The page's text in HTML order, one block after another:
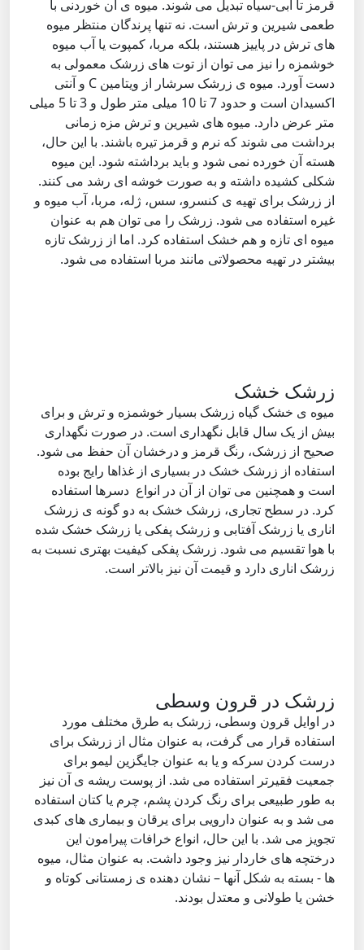
قرمز تا آبی-سیاه تبدیل می شوند. میوه ی آن خوردنی با
طعمی شیرین و ترش است. نه تنها پرندگان منتظر میوه
های ترش در پاییز هستند، بلکه مربا، کمپوت یا آب میوه
خوشمزه را نیز می توان از توت های زرشک معمولی به
دست آورد. میوه ی زرشک سرشار از ویتامین C و آنتی
اکسیدان است و حدود 7 تا 10 میلی متر طول و 3 تا 5 میلی
متر عرض دارد. میوه های شیرین و ترش مزه زمانی
برداشت می شوند که نرم و قرمز تیره باشند. با این حال،
هسته آن خورده نمی شود و باید برداشته شود. این میوه
شکلی کشیده داشته و به صورت خوشه ای رشد می کنند.
از زرشک برای تهیه ی کنسرو، سس، ژله، مربا، آب میوه و
غیره استفاده می شود. زرشک را می توان هم به عنوان
میوه ای تازه و هم خشک استفاده کرد. اما از زرشک تازه
بیشتر در تهیه محصولاتی مانند مربا استفاده می شود.
زرشک خشک
میوه ی خشک گیاه زرشک بسیار خوشمزه و ترش و برای
بیش از یک سال قابل نگهداری است. در صورت نگهداری
صحیح از زرشک، رنگ قرمز و درخشان آن حفظ می شود.
استفاده از زرشک خشک در بسیاری از غذاها رایج بوده
است و همچنین می توان از آن در انواع دسرها استفاده
کرد. در سطح تجاری، زرشک خشک به دو گونه ی زرشک
اناری یا زرشک آفتابی و زرشک پفکی یا زرشک خشک شده
با هوا تقسیم می شود. زرشک پفکی کیفیت بهتری نسبت به
زرشک اناری دارد و قیمت آن نیز بالاتر است.
زرشک در قرون وسطی
در اوایل قرون وسطی، زرشک به طرق مختلف مورد
استفاده قرار می گرفت، به عنوان مثال از زرشک برای
درست کردن سرکه و یا به عنوان جایگزین لیمو برای
جمعیت فقیرتر استفاده می شد. از پوست ریشه ی آن نیز
به طور طبیعی برای رنگ کردن پشم، چرم یا کتان استفاده
می شد و به عنوان دارویی برای یرقان و بیماری های کبدی
تجویز می شد. با این حال، انواع خرافات پیرامون این
درختچه های خاردار نیز وجود داشت. به عنوان مثال، میوه
ها - بسته به شکل آنها – نشان دهنده ی زمستانی کوتاه و
خشن یا طولانی و معتدل بودند.